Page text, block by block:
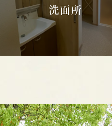
洗面所